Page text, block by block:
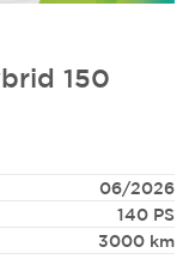
150
06/2026
140 PS
3000 km